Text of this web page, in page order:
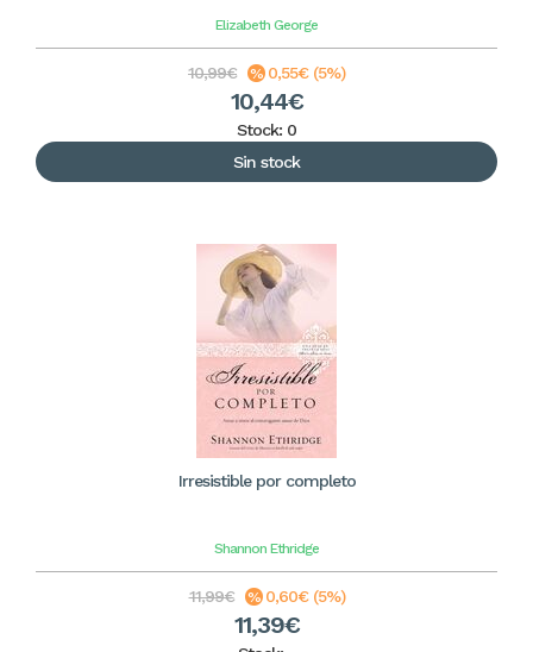
Elizabeth George
10,99€ 0,55€ (5%)
10,44€
Stock: 0
Sin stock
Irresistible por completo
Shannon Ethridge
11,99€ 0,60€ (5%)
11,39€